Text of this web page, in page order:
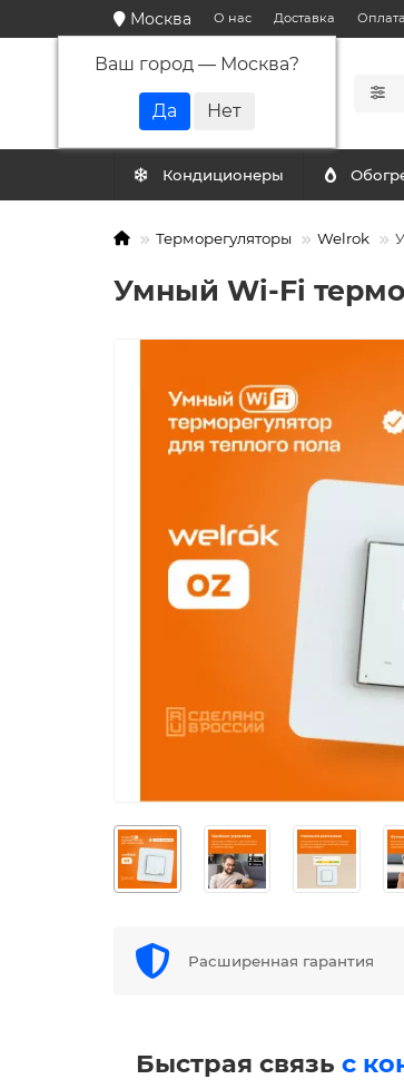
Москва
Ваш город — Москва?
О нас Доставка Оплата
Кондиционеры
Терморегуляторы Welrok
Умный Wi-Fi
Расширенная гарантия
Быстрая связь с